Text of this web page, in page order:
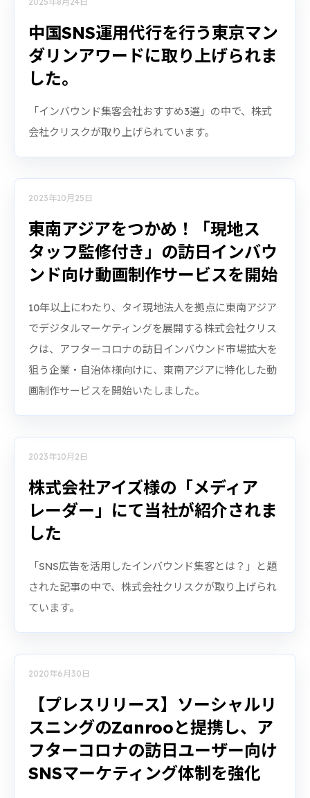
中国SNS運用代行を行う東京マン
ダリンアワードに取り上げられま
した。
「インバウンド集客会社おすすめ3選」の中で、株式
会社クリスクが取り上げられています。
2023年10月25日
東南アジアをつかめ！「現地ス
タッフ監修付き」の訪日インバウ
ンド向け動画制作サービスを開始
10年以上にわたり、タイ現地法人を拠点に東南アジア
でデジタルマーケティングを展開する株式会社クリス
クは、アフターコロナの訪日インバウンド市場拡大を
狙う企業・自治体様向けに、東南アジアに特化した動
画制作サービスを開始いたしました。
2023年10月2日
株式会社アイズ様の「メディア
レーダー」にて当社が紹介されま
した
「SNS広告を活用したインバウンド集客とは？」と題
された記事の中で、株式会社クリスクが取り上げられ
ています。
2020年6月30日
【プレスリリース】ソーシャルリ
スニングのZanrooと提携し、ア
フターコロナの訪日ユーザー向け
SNSマーケティング体制を強化